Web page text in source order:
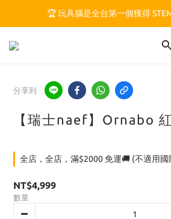
🏆 玩具腦是全台第一個獲得
🏆 玩具腦是全台第一個獲得
🍎 玩具腦最特別的 VIP
分享到
【瑞士naef】Ornabo
全店，全店，滿$2000 免運🚚 (不適用國
NT$4,999
數量